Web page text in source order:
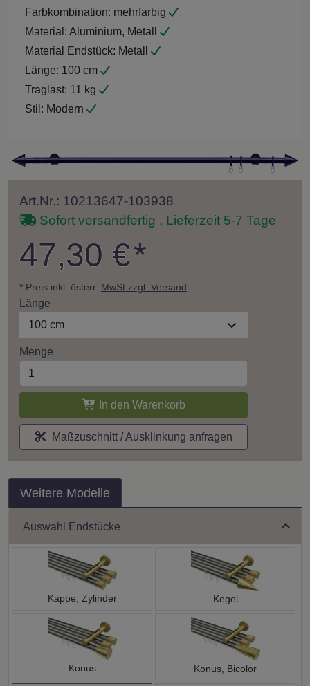
Farbkombination: mehrfarbig
Material: Aluminium, Metall
Material Endstück: Metall
Länge: 100 cm
Traglast: 11 kg
Stil: Modern
Art.Nr.: 10213647-103938
Sofort versandfertig , Lieferzeit 5-7 Tage
47,30 €*
* Preis inkl. österr. MwSt zzgl. Versand
Länge
100 cm
Menge
In den Warenkorb
Maßzuschnitt / Ausklinkung anfragen
Weitere Modelle
Auswahl Endstücke
Kappe, Zylinder Kegel
Konus Konus, Bicolor